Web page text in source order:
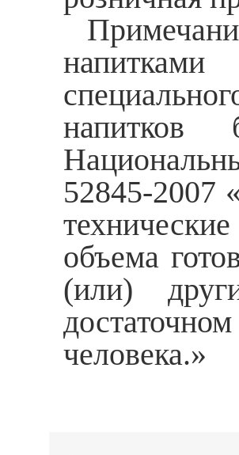
напитками
напитков
52845-2007
объема
(или)
человека.»